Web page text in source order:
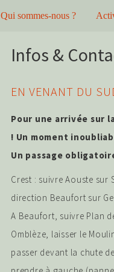
Qui sommes-nous ?
Infos &
EN VENANT DU
Pour une arrivée sur
! Un moment
Un passage
Crest : suivre Aouste sur
direction Beaufort sur
A Beaufort, suivre Plan
Omblèze, laisser le
passer devant la chute